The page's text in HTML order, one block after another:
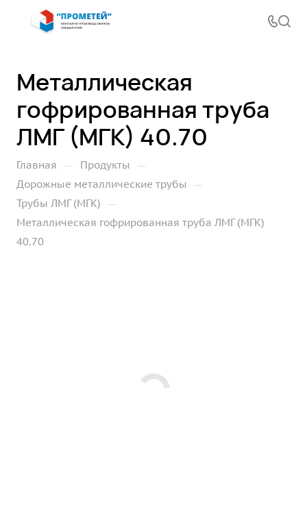
Металлическая
гофрированная труба
ЛМГ (МГК) 40.70
Главная — Продукты —
Дорожные металлические трубы —
Трубы ЛМГ (МГК) —
Металлическая гофрированная труба ЛМГ (МГК)
40.70